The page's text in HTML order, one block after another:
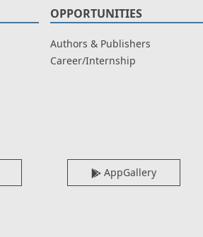
OPPORTUNITIES
Authors & Publishers
Career/Internship
AppGallery